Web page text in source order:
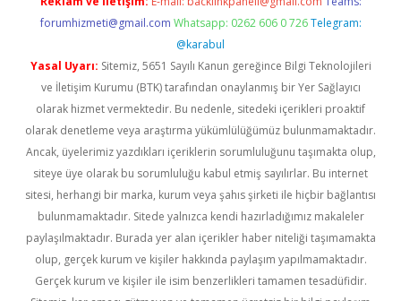
forumhizmeti@gmail.com Whatsapp: 0262 606 0 726 Telegram:
@karabul
Yasal Uyarı: Sitemiz, 5651 Sayılı Kanun gereğince Bilgi Teknolojileri
ve İletişim Kurumu (BTK) tarafından onaylanmış bir Yer Sağlayıcı
olarak hizmet vermektedir. Bu nedenle, sitedeki içerikleri proaktif
olarak denetleme veya araştırma yükümlülüğümüz bulunmamaktadır.
Ancak, üyelerimiz yazdıkları içeriklerin sorumluluğunu taşımakta olup,
siteye üye olarak bu sorumluluğu kabul etmiş sayılırlar. Bu internet
sitesi, herhangi bir marka, kurum veya şahıs şirketi ile hiçbir bağlantısı
bulunmamaktadır. Sitede yalnızca kendi hazırladığımız makaleler
paylaşılmaktadır. Burada yer alan içerikler haber niteliği taşımamakta
olup, gerçek kurum ve kişiler hakkında paylaşım yapılmamaktadır.
Gerçek kurum ve kişiler ile isim benzerlikleri tamamen tesadüfidir.